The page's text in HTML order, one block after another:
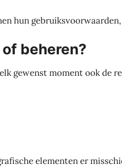
hun
beheren?
gewenst moment ook de
elementen er